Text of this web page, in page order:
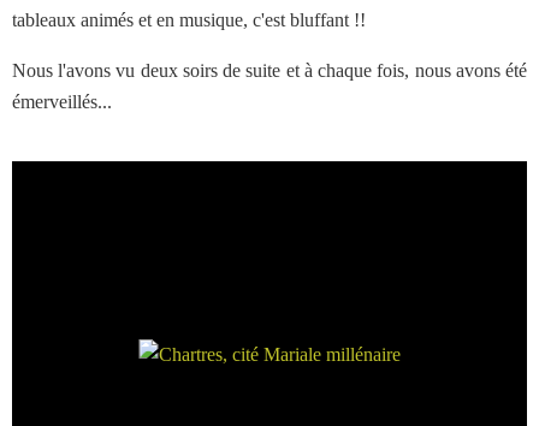
tableaux animés et en musique, c'est bluffant !!
Nous l'avons vu deux soirs de suite et à chaque fois, nous avons été
émerveillés...